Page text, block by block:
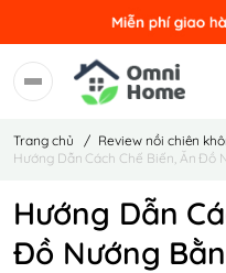
Trang chủ / Review nồi chiên
Hướng Dẫn Cách Chế Biến, Ăn Đồ
Hướng Dẫn
Đồ Nướng